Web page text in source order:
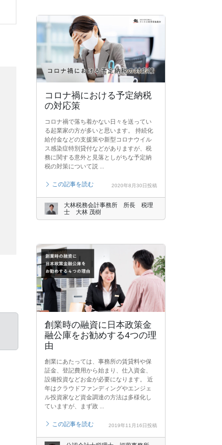
コロナ禍における予定納税
の対応策
コロナ禍で落ち着かない日々を送ってい
る起業家の方が多いと思います。 持続化
給付金などの支援策や新型コロナウイル
ス感染症特別貸付などがありますが、税
務に関する意外と見落としがちな予定納
税の対策について説 ...
この記事を読む 2020年8月30日投稿
大林税務会計事務所 所長 税理
士 大林 茂樹
創業時の融資に日本政策金
融公庫をお勧めする4つの理
由
創業にあたっては、事務所の賃貸料や保
証金、登記費用から始まり、仕入資金、
設備投資などお金が必要になります。 近
年はクラウドファンディングやエンジェ
ル投資家など資金調達の方法は多様化し
ていますが、まず政 ...
この記事を読む 2019年11月16日投稿